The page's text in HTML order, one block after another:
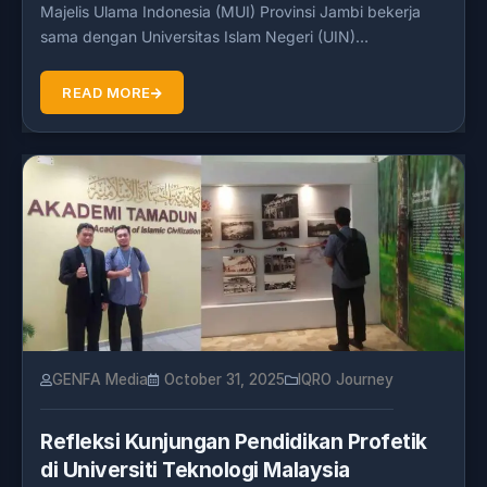
Majelis Ulama Indonesia (MUI) Provinsi Jambi bekerja
sama dengan Universitas Islam Negeri (UIN)…
READ MORE
GENFA Media October 31, 2025 IQRO Journey
Refleksi Kunjungan Pendidikan Profetik
di Universiti Teknologi Malaysia